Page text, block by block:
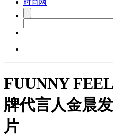
时尚网
FUUNNY
牌代言人金晨
片